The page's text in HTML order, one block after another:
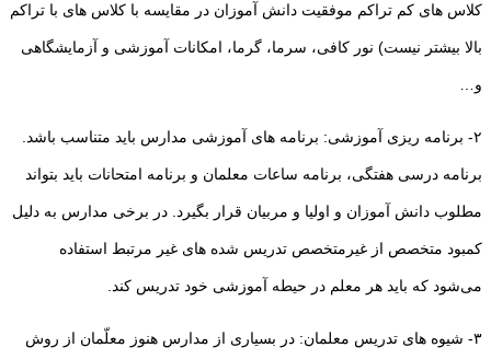
کلاس های کم تراکم موفقیت دانش آموزان در مقایسه با کلاس های با تراکم
بالا بیشتر نیست) نور کافی، سرما، گرما، امکانات آموزشی و آزمایشگاهی
و…
۲- برنامه ریزی آموزشی: برنامه های آموزشی مدارس باید متناسب باشد.
برنامه درسی هفتگی، برنامه ساعات معلمان و برنامه امتحانات باید بتواند
مطلوب دانش آموزان و اولیا و مربیان قرار بگیرد. در برخی مدارس به دلیل
کمبود متخصص از غیرمتخصص تدریس شده های غیر مرتبط استفاده
می‌شود که باید هر معلم در حیطه آموزشی خود تدریس کند.
۳- شیوه های تدریس معلمان: در بسیاری از مدارس هنوز معلّمان از روش